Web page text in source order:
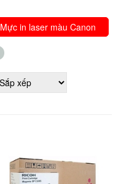
Mực in laser màu Canon